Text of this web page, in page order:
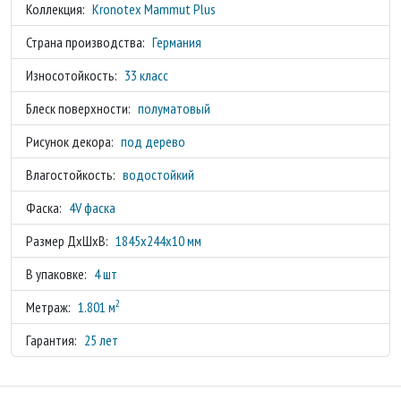
Коллекция: Kronotex Mammut Plus
Страна производства: Германия
Износотойкость: 33 класс
Блеск поверхности: полуматовый
Рисунок декора: под дерево
Влагостойкость: водостойкий
Фаска: 4V фаска
Размер ДхШхВ: 1845x244x10 мм
В упаковке: 4 шт
Метраж: 1.801 м2
Гарантия: 25 лет